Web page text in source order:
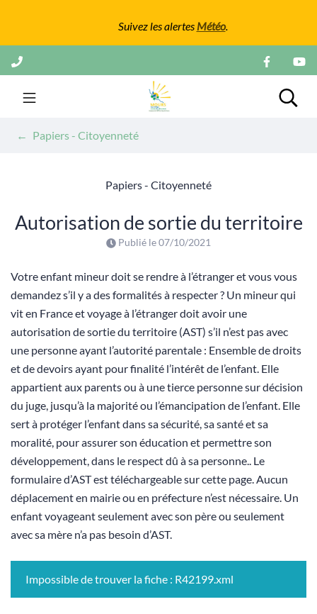
Suivez les alertes Météo.
Aller
au
contenu
Mairie de Mours
Papiers - Citoyenneté
Papiers - Citoyenneté
Autorisation de sortie du territoire
Publié le07/10/2021
Votre enfant mineur doit se rendre à l’étranger et vous vous
demandez s’il y a des formalités à respecter ? Un mineur qui
vit en France et voyage à l’étranger doit avoir une
autorisation de sortie du territoire (AST) s’il n’est pas avec
une personne ayant l’autorité parentale : Ensemble de droits
et de devoirs ayant pour finalité l’intérêt de l’enfant. Elle
appartient aux parents ou à une tierce personne sur décision
du juge, jusqu’à la majorité ou l’émancipation de l’enfant. Elle
sert à protéger l’enfant dans sa sécurité, sa santé et sa
moralité, pour assurer son éducation et permettre son
développement, dans le respect dû à sa personne.. Le
formulaire d’AST est téléchargeable sur cette page. Aucun
déplacement en mairie ou en préfecture n’est nécessaire. Un
enfant voyageant seulement avec son père ou seulement
avec sa mère n’a pas besoin d’AST.
Impossible de trouver la fiche : R42199.xml